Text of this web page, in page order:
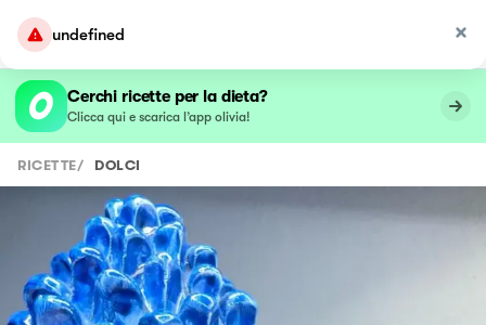
undefined
Cerchi ricette per la dieta?
Clicca qui e scarica l’app olivia!
RICETTE/ DOLCI